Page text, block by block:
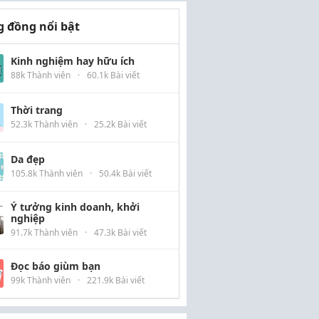
đồng nổi bật
Kinh nghiệm hay hữu ích
88k Thành viên · 60.1k Bài viết
Thời trang
52.3k Thành viên · 25.2k Bài viết
Da đẹp
105.8k Thành viên · 50.4k Bài viết
Ý tưởng kinh doanh, khởi
nghiệp
91.7k Thành viên · 47.3k Bài viết
Đọc báo giùm bạn
99k Thành viên · 221.9k Bài viết